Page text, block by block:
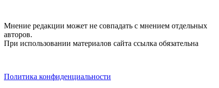
Мнение редакции может не совпадать с мнением отдельных
авторов.
При использовании материалов сайта ссылка обязательна
Политика конфиденциальности